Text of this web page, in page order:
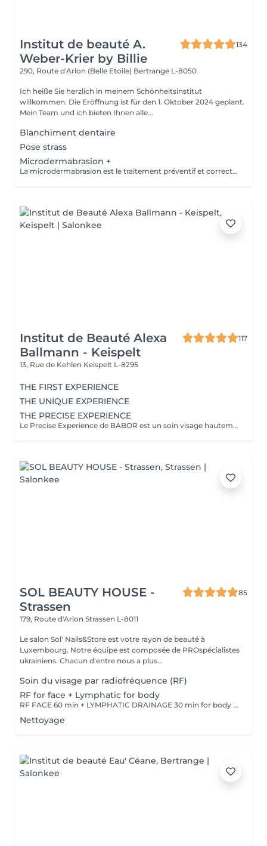
Institut de beauté A.
Weber-Krier by Billie
134
290, Route d'Arlon (Belle Etoile) Bertrange L-8050
Ich heiße Sie herzlich in meinem Schönheitsinstitut
willkommen. Die Eröffnung ist für den 1. Oktober 2024 geplant.
Mein Team und ich bieten Ihnen alle...
Blanchiment dentaire
Pose strass
Microdermabrasion +
La microdermabrasion est le traitement préventif et correctif par excellence. Elle stimule la régénération cellulaire et la production de cellules jeunes. À l'aide soit d'un jet de microcristaux projetés sur la peau soit d'une tête diamantée, la microdermabrasion enlève toutes les cellules mortes. Dès le premier traitement, la peau est plus éclatante, plus douce et visiblement exfoliée.
Institut de Beauté Alexa
Ballmann - Keispelt
117
13, Rue de Kehlen Keispelt L-8295
THE FIRST EXPERIENCE
THE UNIQUE EXPERIENCE
THE PRECISE EXPERIENCE
Le Precise Experience de BABOR est un soin visage hautement personnalisé et orienté résultats, inspiré de la cosmétique médicale. Il est conçu pour répondre de manière ciblée aux besoins spécifiques de chaque peau grâce à des actifs de haute performance. Le concept Après une analyse précise de la peau, le soin est adapté individuellement (hydratation, réparation, éclat, affinage, anti-âge, pureté). Les formules expertes de la gamme Doctor BABOR agissent exactement là où la peau en a besoin. Les bénéfices Amélioration visible de la qualité et de la structure de la peau Hydratation intense et durable Peau plus lisse, plus équilibrée et plus lumineuse Sensation immédiate de confort et de fraîcheur L'expérience Un soin visage sur mesure alliant précision, efficacité et relaxation, idéal pour celles et ceux qui recherchent des résultats visibles et durables.
SOL BEAUTY HOUSE -
Strassen
85
179, Route d'Arlon Strassen L-8011
Le salon Sol' Nails&Store est votre rayon de beauté à
Luxembourg. Notre équipe est composée de PROspécialistes
ukrainiens. Chacun d'entre nous a plus...
Soin du visage par radiofréquence (RF)
RF for face + Lymphatic for body
RF FACE 60 min + LYMPHATIC DRAINAGE 30 min for body Your face lifts. Your body drains. Two systems working together to provide the full experience.
Nettoyage